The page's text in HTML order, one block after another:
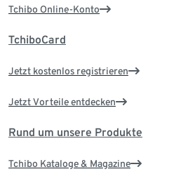
Tchibo Online-Konto
TchiboCard
Jetzt kostenlos registrieren
Jetzt Vorteile entdecken
Rund um unsere Produkte
Tchibo Kataloge & Magazine